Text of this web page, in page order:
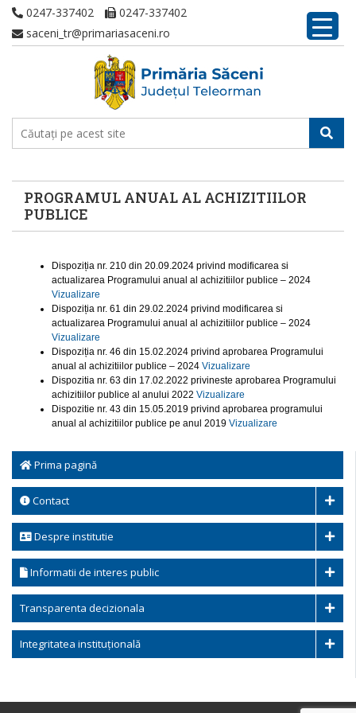
0247-337402
0247-337402
saceni_tr@primariasaceni.ro
PROGRAMUL ANUAL AL ACHIZITIILOR
PUBLICE
Prima pagină
Contact
Despre institutie
Informatii de interes public
Transparenta decizionala
Integritatea instituțională
Dispoziția nr. 210 din 20.09.2024 privind modificarea si
actualizarea Programului anual al achizitiilor publice – 2024
Vizualizare
Dispoziția nr. 61 din 29.02.2024 privind modificarea si
actualizarea Programului anual al achizitiilor publice – 2024
Vizualizare
Dispoziția nr. 46 din 15.02.2024 privind aprobarea Programului
anual al achizitiilor publice – 2024 Vizualizare
Dispozitia nr. 63 din 17.02.2022 privineste aprobarea Programului
achizitiilor publice al anului 2022 Vizualizare
Dispozitie nr. 43 din 15.05.2019 privind aprobarea programului
anual al achizitiilor publice pe anul 2019 Vizualizare